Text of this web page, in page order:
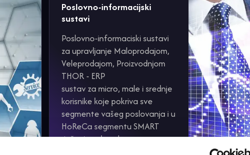
Poslovno-informacijski
sustavi
Poslovno-informaciski sustavi
za upravljanje Maloprodajom,
Veleprodajom, Proizvodnjom
THOR - ERP
sustav za micro, male i srednje
korisnike koje pokriva sve
segmente vašeg poslovanja i u
HoReCa segmentu SMART
rješenja, vrhunskog